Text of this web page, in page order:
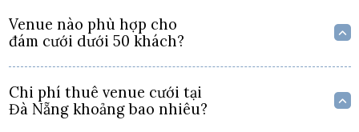
Venue nào phù hợp cho
đám cưới dưới 50 khách?
Chi phí thuê venue cưới tại
Đà Nẵng khoảng bao nhiêu?